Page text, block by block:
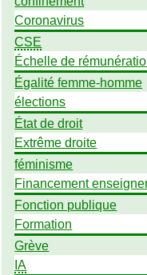
Coronavirus
CSE
Échelle de
Égalité femme-homme
élections
État de droit
Extrême droite
féminisme
Financement
Fonction publique
Formation
Grève
IA